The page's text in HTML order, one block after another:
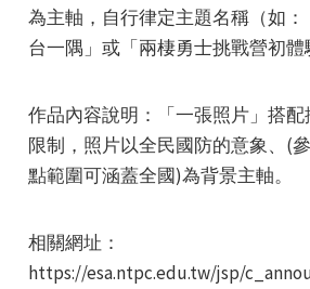
為主軸，自行律定主題名稱（如
台一隅」或「兩棲勇士挑戰營初體
作品內容說明：「一張照片」搭配
限制，照片以全民國防的意象、(
點範圍可涵蓋全國)為背景主軸。
相關網址：
https://esa.ntpc.edu.tw/jsp/